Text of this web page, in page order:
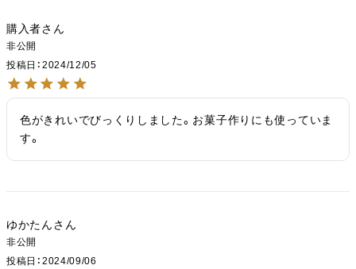
購入者
非公開
投稿日
2024/12/05
色がきれいでびっくりしました。お菓子作りにも使っていま
す。
ゆかたん
非公開
投稿日
2024/09/06